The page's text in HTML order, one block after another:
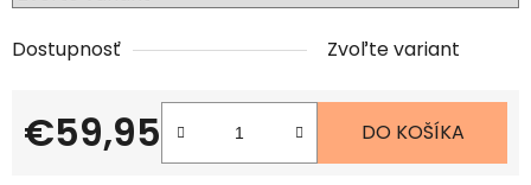
Dostupnosť Zvoľte variant
€59,95
Jednotková cena:
DO KOŠÍKA